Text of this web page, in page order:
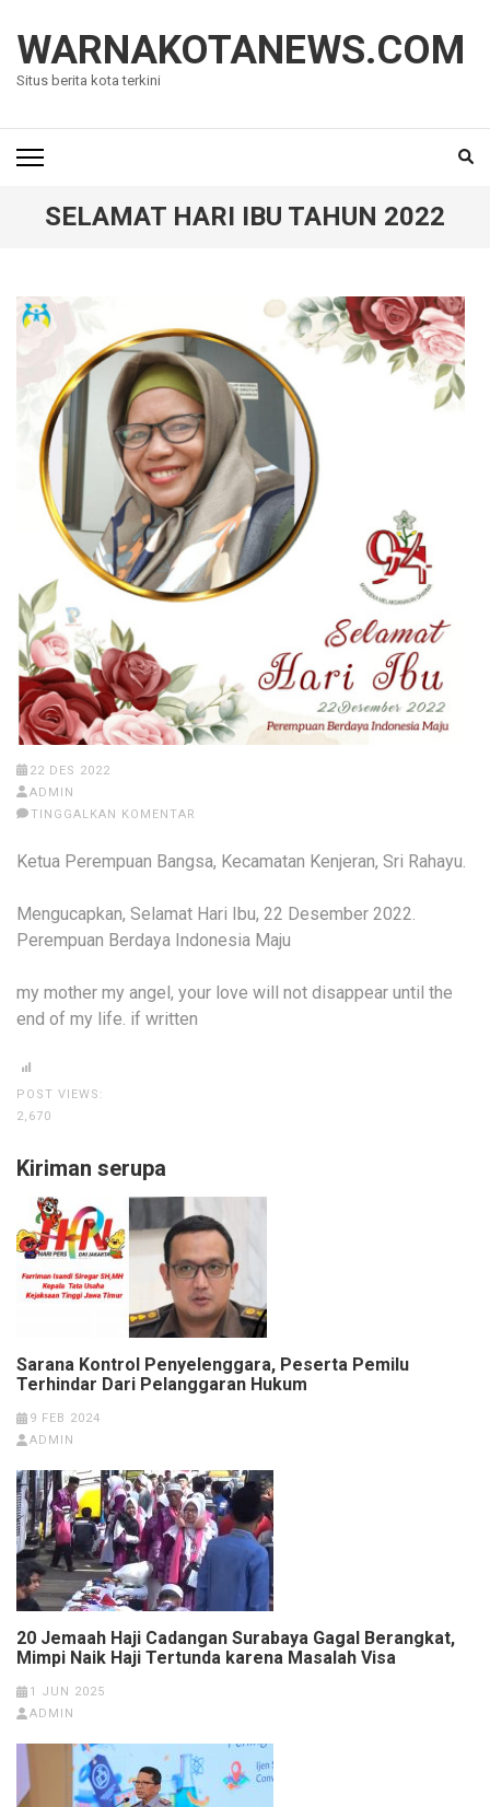
konten
(Tekan
WARNAKOTANEWS.COM
Situs berita kota terkini
SELAMAT HARI IBU TAHUN 2022
22 DES 2022
ADMIN
TINGGALKAN KOMENTAR
Ketua Perempuan Bangsa, Kecamatan Kenjeran, Sri Rahayu.
Mengucapkan, Selamat Hari Ibu, 22 Desember 2022.
Perempuan Berdaya Indonesia Maju
my mother my angel, your love will not disappear until the
end of my life. if written
POST VIEWS:
2,670
Kiriman serupa
Sarana Kontrol Penyelenggara, Peserta Pemilu
Terhindar Dari Pelanggaran Hukum
9 FEB 2024
ADMIN
20 Jemaah Haji Cadangan Surabaya Gagal Berangkat,
Mimpi Naik Haji Tertunda karena Masalah Visa
1 JUN 2025
ADMIN